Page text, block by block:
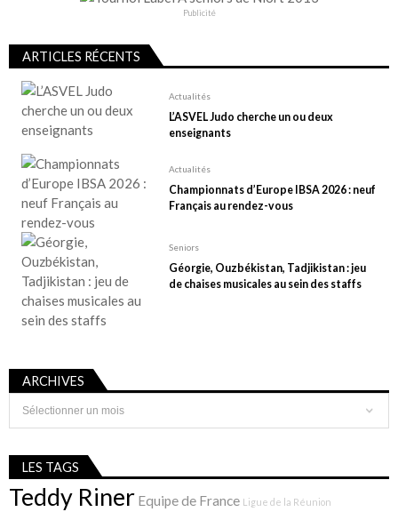
Publicité
ARTICLES RÉCENTS
Actualités
L’ASVEL Judo cherche un ou deux
enseignants
Actualités
Championnats d’Europe IBSA 2026 : neuf
Français au rendez-vous
Seniors
Géorgie, Ouzbékistan, Tadjikistan : jeu
de chaises musicales au sein des staffs
ARCHIVES
Archives
LES TAGS
Teddy Riner Equipe de France Ligue de la Réunion